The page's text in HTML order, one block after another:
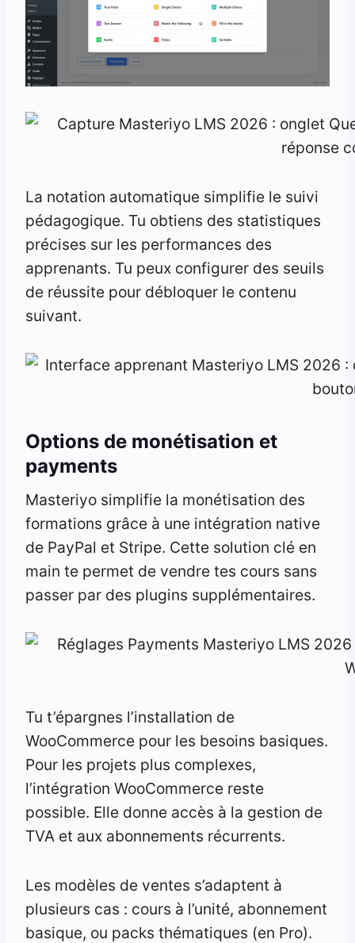
La notation automatique simplifie le suivi
pédagogique. Tu obtiens des statistiques
précises sur les performances des
apprenants. Tu peux configurer des seuils
de réussite pour débloquer le contenu
suivant.
Options de monétisation et
payments
Masteriyo simplifie la monétisation des
formations grâce à une intégration native
de PayPal et Stripe. Cette solution clé en
main te permet de vendre tes cours sans
passer par des plugins supplémentaires.
Tu t’épargnes l’installation de
WooCommerce pour les besoins basiques.
Pour les projets plus complexes,
l’intégration WooCommerce reste
possible. Elle donne accès à la gestion de
TVA et aux abonnements récurrents.
Les modèles de ventes s’adaptent à
plusieurs cas : cours à l’unité, abonnement
basique, ou packs thématiques (en Pro).